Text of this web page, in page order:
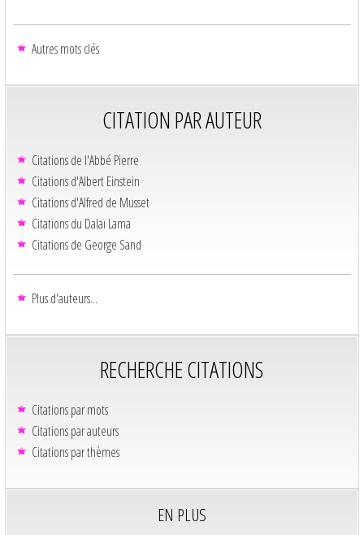
Autres mots clés
CITATION PAR AUTEUR
Citations de l'Abbé Pierre
Citations d'Albert Einstein
Citations d'Alfred de Musset
Citations du Dalaï Lama
Citations de George Sand
Plus d'auteurs...
RECHERCHE CITATIONS
Citations par mots
Citations par auteurs
Citations par thèmes
EN PLUS